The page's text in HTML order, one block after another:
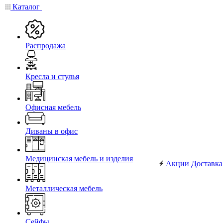
Каталог
Распродажа
Кресла и стулья
Офисная мебель
Диваны в офис
Медицинская мебель и изделия
Металлическая мебель
Акции